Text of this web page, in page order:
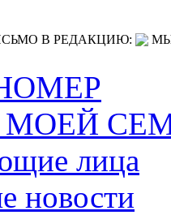
В РЕДАКЦИЮ:
МОЕЙ
лица
новости